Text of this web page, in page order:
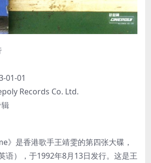
01-01
Records Co. Ltd.
》是香港歌手王靖雯的第四张大碟，
语），于1992年8月13日发行。这是王